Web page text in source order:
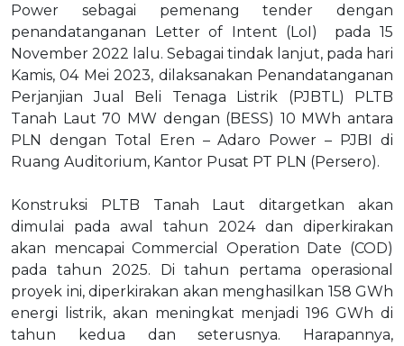
Power sebagai pemenang tender dengan
penandatanganan Letter of Intent (LoI) pada 15
November 2022 lalu. Sebagai tindak lanjut, pada hari
Kamis, 04 Mei 2023, dilaksanakan Penandatanganan
Perjanjian Jual Beli Tenaga Listrik (PJBTL) PLTB
Tanah Laut 70 MW dengan (BESS) 10 MWh antara
PLN dengan Total Eren – Adaro Power – PJBI di
Ruang Auditorium, Kantor Pusat PT PLN (Persero).
Konstruksi PLTB Tanah Laut ditargetkan akan
dimulai pada awal tahun 2024 dan diperkirakan
akan mencapai Commercial Operation Date (COD)
pada tahun 2025. Di tahun pertama operasional
proyek ini, diperkirakan akan menghasilkan 158 GWh
energi listrik, akan meningkat menjadi 196 GWh di
tahun kedua dan seterusnya. Harapannya,